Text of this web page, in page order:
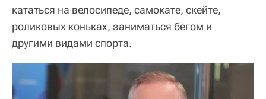
кататься на велосипеде, самокате, скейте,
роликовых коньках, заниматься бегом и
другими видами спорта.